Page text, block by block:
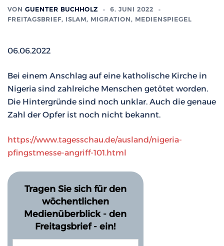
VON GUENTER BUCHHOLZ
6. JUNI 2022
FREITAGSBRIEF, ISLAM, MIGRATION, MEDIENSPIEGEL
06.06.2022
Bei einem Anschlag auf eine katholische Kirche in
Nigeria sind zahlreiche Menschen getötet worden.
Die Hintergründe sind noch unklar. Auch die genaue
Zahl der Opfer ist noch nicht bekannt.
https://www.tagesschau.de/ausland/nigeria-
pfingstmesse-angriff-101.html
Tragen Sie sich für den
wöchentlichen
Medienüberblick - den
Freitagsbrief - ein!